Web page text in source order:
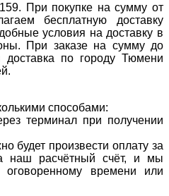
При покупке на сумму от
бесплатную доставку
условия на доставку в
При заказе на сумму до
доставка по городу Тюмени
способами:
терминал при получении
будет произвести оплату за
наш расчётный счёт, и мы
времени или